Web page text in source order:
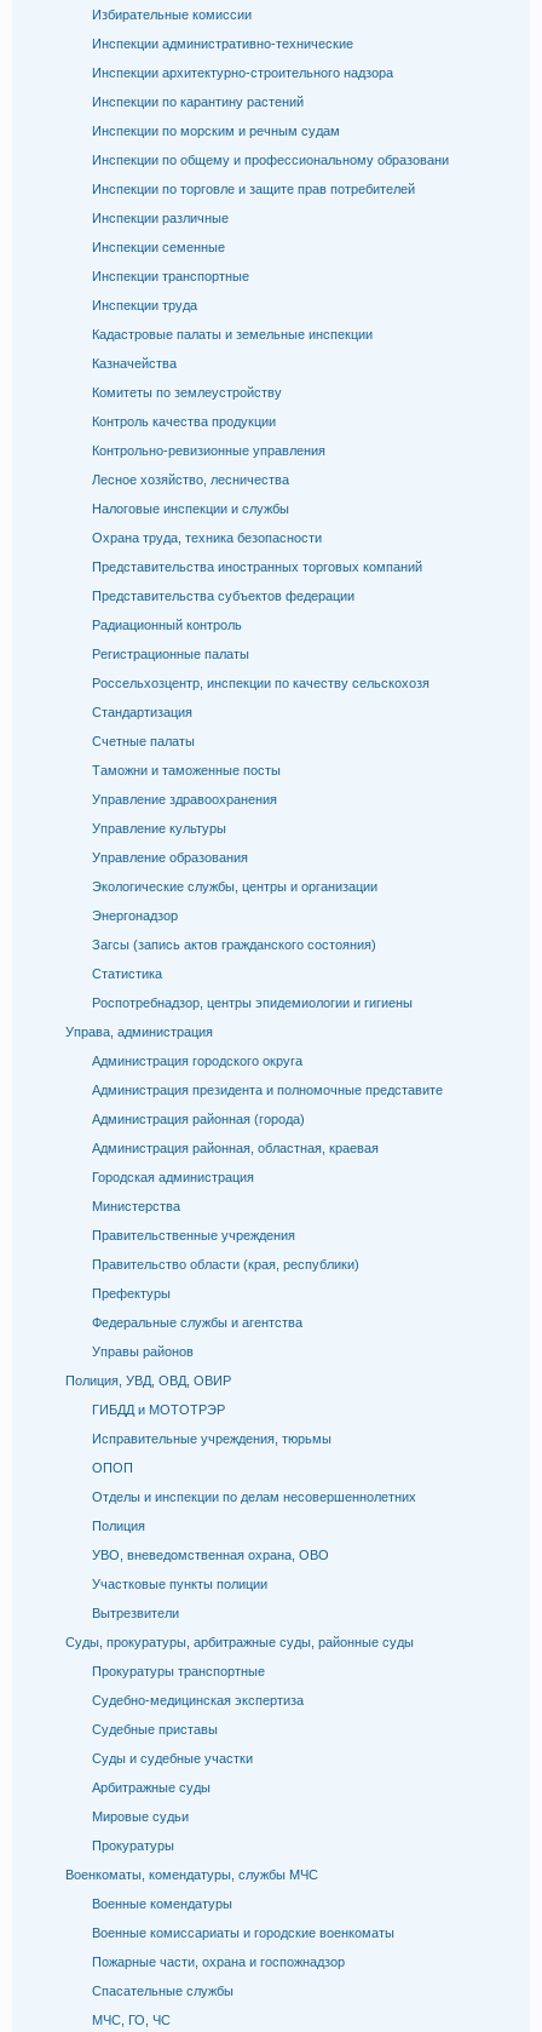
Избирательные комиссии
Инспекции административно-технические
Инспекции архитектурно-строительного надзора
Инспекции по карантину растений
Инспекции по морским и речным судам
Инспекции по общему и профессиональному образовани
Инспекции по торговле и защите прав потребителей
Инспекции различные
Инспекции семенные
Инспекции транспортные
Инспекции труда
Кадастровые палаты и земельные инспекции
Казначейства
Комитеты по землеустройству
Контроль качества продукции
Контрольно-ревизионные управления
Лесное хозяйство, лесничества
Налоговые инспекции и службы
Охрана труда, техника безопасности
Представительства иностранных торговых компаний
Представительства субъектов федерации
Радиационный контроль
Регистрационные палаты
Россельхозцентр, инспекции по качеству сельскохозя
Стандартизация
Счетные палаты
Таможни и таможенные посты
Управление здравоохранения
Управление культуры
Управление образования
Экологические службы, центры и организации
Энергонадзор
Загсы (запись актов гражданского состояния)
Статистика
Роспотребнадзор, центры эпидемиологии и гигиены
Управа, администрация
Администрация городского округа
Администрация президента и полномочные представите
Администрация районная (города)
Администрация районная, областная, краевая
Городская администрация
Министерства
Правительственные учреждения
Правительство области (края, республики)
Префектуры
Федеральные службы и агентства
Управы районов
Полиция, УВД, ОВД, ОВИР
ГИБДД и МОТОТРЭР
Исправительные учреждения, тюрьмы
ОПОП
Отделы и инспекции по делам несовершеннолетних
Полиция
УВО, вневедомственная охрана, ОВО
Участковые пункты полиции
Вытрезвители
Суды, прокуратуры, арбитражные суды, районные суды
Прокуратуры транспортные
Судебно-медицинская экспертиза
Судебные приставы
Суды и судебные участки
Арбитражные суды
Мировые судьи
Прокуратуры
Военкоматы, комендатуры, службы МЧС
Военные комендатуры
Военные комиссариаты и городские военкоматы
Пожарные части, охрана и госпожнадзор
Спасательные службы
МЧС, ГО, ЧС